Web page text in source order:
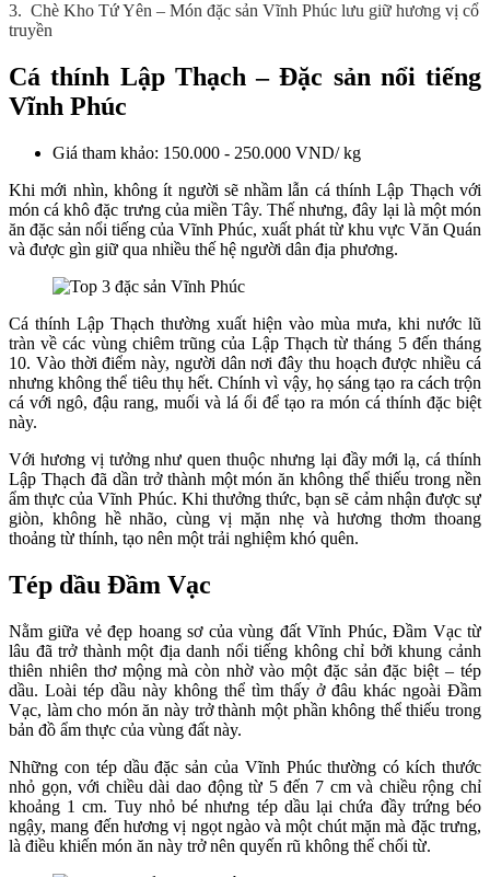
3. Chè Kho Tứ Yên – Món đặc sản Vĩnh Phúc lưu giữ hương vị cổ
truyền
Cá thính Lập Thạch – Đặc sản nổi tiếng
Vĩnh Phúc
Giá tham khảo: 150.000 - 250.000 VND/ kg
Khi mới nhìn, không ít người sẽ nhầm lẫn cá thính Lập Thạch với
món cá khô đặc trưng của miền Tây. Thế nhưng, đây lại là một món
ăn đặc sản nổi tiếng của Vĩnh Phúc, xuất phát từ khu vực Văn Quán
và được gìn giữ qua nhiều thế hệ người dân địa phương.
Cá thính Lập Thạch thường xuất hiện vào mùa mưa, khi nước lũ
tràn về các vùng chiêm trũng của Lập Thạch từ tháng 5 đến tháng
10. Vào thời điểm này, người dân nơi đây thu hoạch được nhiều cá
nhưng không thể tiêu thụ hết. Chính vì vậy, họ sáng tạo ra cách trộn
cá với ngô, đậu rang, muối và lá ổi để tạo ra món cá thính đặc biệt
này.
Với hương vị tưởng như quen thuộc nhưng lại đầy mới lạ, cá thính
Lập Thạch đã dần trở thành một món ăn không thể thiếu trong nền
ẩm thực của Vĩnh Phúc. Khi thưởng thức, bạn sẽ cảm nhận được sự
giòn, không hề nhão, cùng vị mặn nhẹ và hương thơm thoang
thoảng từ thính, tạo nên một trải nghiệm khó quên.
Tép dầu Đầm Vạc
Nằm giữa vẻ đẹp hoang sơ của vùng đất Vĩnh Phúc, Đầm Vạc từ
lâu đã trở thành một địa danh nổi tiếng không chỉ bởi khung cảnh
thiên nhiên thơ mộng mà còn nhờ vào một đặc sản đặc biệt – tép
dầu. Loài tép dầu này không thể tìm thấy ở đâu khác ngoài Đầm
Vạc, làm cho món ăn này trở thành một phần không thể thiếu trong
bản đồ ẩm thực của vùng đất này.
Những con tép dầu đặc sản của Vĩnh Phúc thường có kích thước
nhỏ gọn, với chiều dài dao động từ 5 đến 7 cm và chiều rộng chỉ
khoảng 1 cm. Tuy nhỏ bé nhưng tép dầu lại chứa đầy trứng béo
ngậy, mang đến hương vị ngọt ngào và một chút mặn mà đặc trưng,
là điều khiến món ăn này trở nên quyến rũ không thể chối từ.